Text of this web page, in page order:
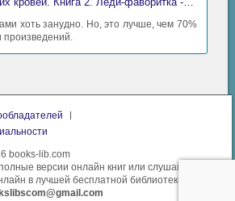
хоть занудно. Но, это лучше, чем 70%
books-lib.com
версии онлайн книг или слушайте
в лучшей бесплатной библиотеке.